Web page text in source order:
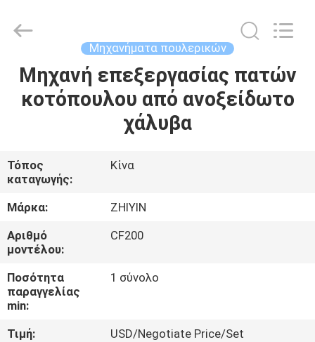
ΣΠΊΤΙ
ΠΕΡΊΠΟΥ
ΕΜΕΊΣ
ΓΎΡΟΣ
ΕΡΓΟΣΤΑΣΊΩΝ
ΠΟΙΟΤΙΚΌΣ
ΈΛΕΓΧΟΣ
Reserved.
Developed
Μηχανήματα πουλερικών
Μηχανή επεξεργασίας πατών
κοτόπουλου από ανοξείδωτο
χάλυβα
Τόπος
καταγωγής:
Κίνα
Μάρκα:
ZHIYIN
Αριθμό
μοντέλου:
CF200
Ποσότητα
παραγγελίας
min:
1 σύνολο
Τιμή:
USD/Negotiate Price/Set